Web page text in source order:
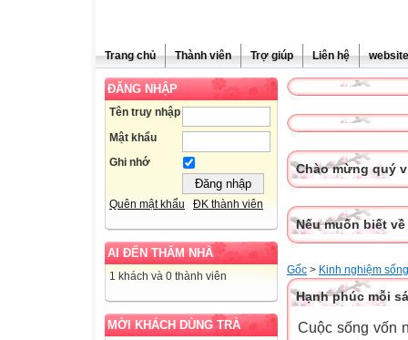
Trang chủ Thành viên Trợ giúp Liên hệ
ĐĂNG NHẬP
Tên truy nhập
Mật khẩu
Ghi nhớ
Quên mật khẩu ĐK thành viên
AI ĐẾN THĂM NHÀ
1 khách và 0 thành viên
MỜI KHÁCH DÙNG TRÀ
Chào mừng quý
Nếu muốn biết
Gốc > Kinh nghiệm sống
Hạnh phúc mỗi
Cuộc sống vốn